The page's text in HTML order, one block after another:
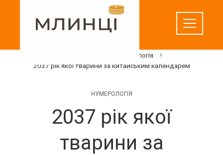
Нумерологія
2037 рік якої тварини за китайським календарем
НУМЕРОЛОГІЯ
2037 рік якої
тварини за